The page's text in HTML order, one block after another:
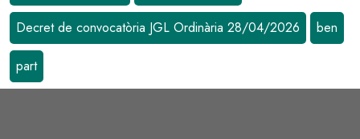
Decret de convocatòria JGL Ordinària 28/04/2026 ben
part